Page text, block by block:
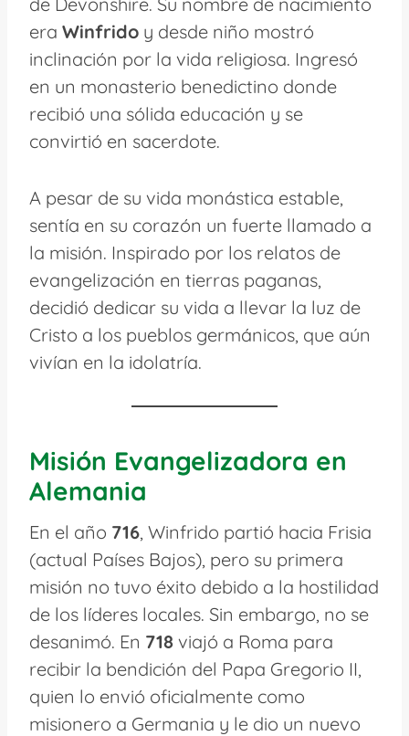
era Winfrido y desde niño mostró
inclinación por la vida religiosa. Ingresó
en un monasterio benedictino donde
recibió una sólida educación y se
convirtió en sacerdote.
A pesar de su vida monástica estable,
sentía en su corazón un fuerte llamado a
la misión. Inspirado por los relatos de
evangelización en tierras paganas,
decidió dedicar su vida a llevar la luz de
Cristo a los pueblos germánicos, que aún
vivían en la idolatría.
Misión Evangelizadora en
Alemania
En el año 716, Winfrido partió hacia Frisia
(actual Países Bajos), pero su primera
misión no tuvo éxito debido a la hostilidad
de los líderes locales. Sin embargo, no se
desanimó. En 718 viajó a Roma para
recibir la bendición del Papa Gregorio II,
quien lo envió oficialmente como
misionero a Germania y le dio un nuevo